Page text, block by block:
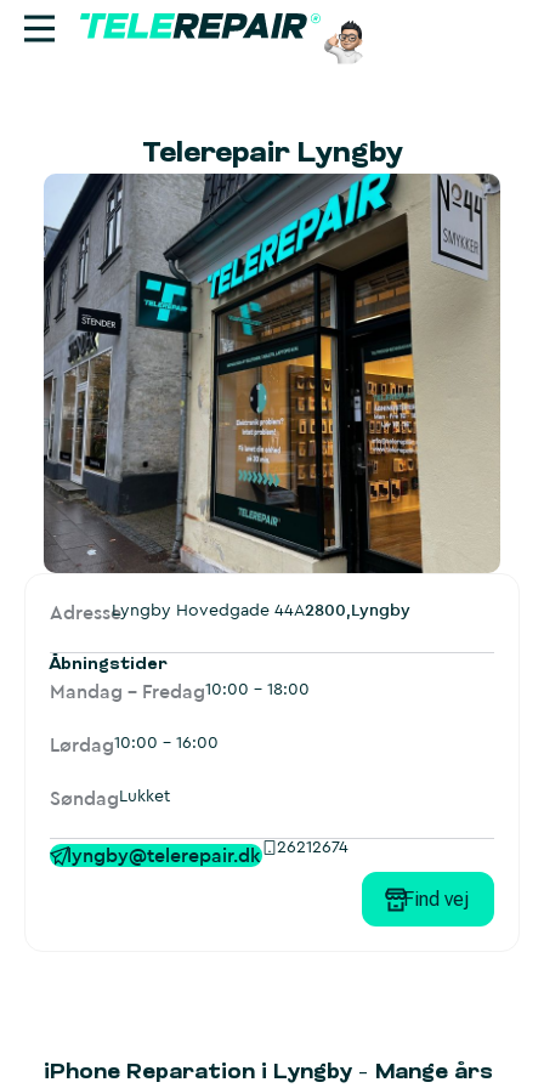
Sælg
Find butik
Erhverv
Ring til os:
+45 70 60 55 90
Telerepair Lyngby
AdresseLyngby Hovedgade 44A2800, Lyngby
Åbningstider
Mandag – Fredag10:00 - 18:00
Lørdag10:00 - 16:00
Søndag Lukket
lyngby@telerepair.dk 26212674
Find vej
iPhone Reparation i Lyngby – Mange års